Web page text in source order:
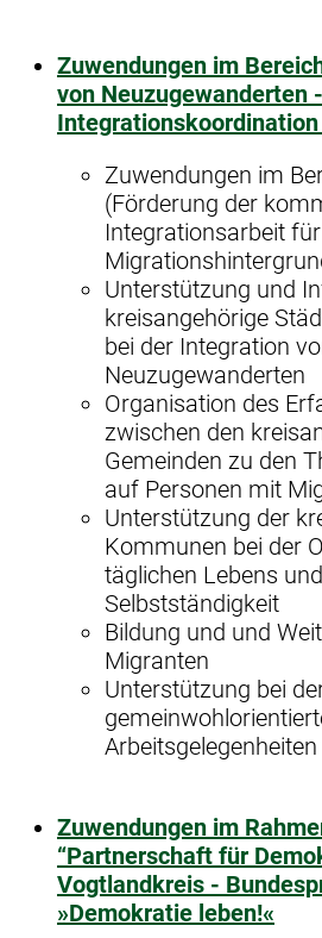
Zuwendungen im
von Neuzugewanderten
Zuwendungen im
(Förderung der
Integrationsarbeit
Unterstützung und
kreisangehörige
bei der Integration
Neuzugewanderten
Organisation des
zwischen den
Gemeinden zu den
auf Personen mit
Unterstützung der
Kommunen bei der
täglichen Lebens
Selbstständigkeit
Bildung und und
Migranten
Unterstützung bei
Zuwendungen im
“Partnerschaft für
Vogtlandkreis -
»Demokratie leben!«